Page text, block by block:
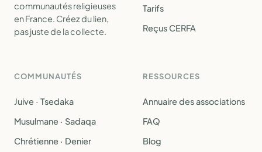
communautés religieuses
en France. Créez du lien,
pas juste de la collecte.
Tarifs
Reçus CERFA
COMMUNAUTÉS
Juive · Tsedaka
Musulmane · Sadaqa
Chrétienne · Denier
RESSOURCES
Annuaire des associations
FAQ
Blog